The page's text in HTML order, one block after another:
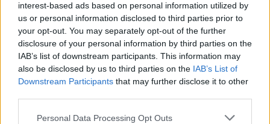
interest-based ads based on personal information utilized by
us or personal information disclosed to third parties prior to
your opt-out. You may separately opt-out of the further
disclosure of your personal information by third parties on the
IAB’s list of downstream participants. This information may
also be disclosed by us to third parties on the IAB’s List of
Downstream Participants that may further disclose it to other
Personal Data Processing Opt Outs
Rio de Janeiro: Governo do Estado propõe parceria com a
FUNCEX para “reforçar inteligência sobre comércio
exterior”
Esposende acolhe festival de kitesurf